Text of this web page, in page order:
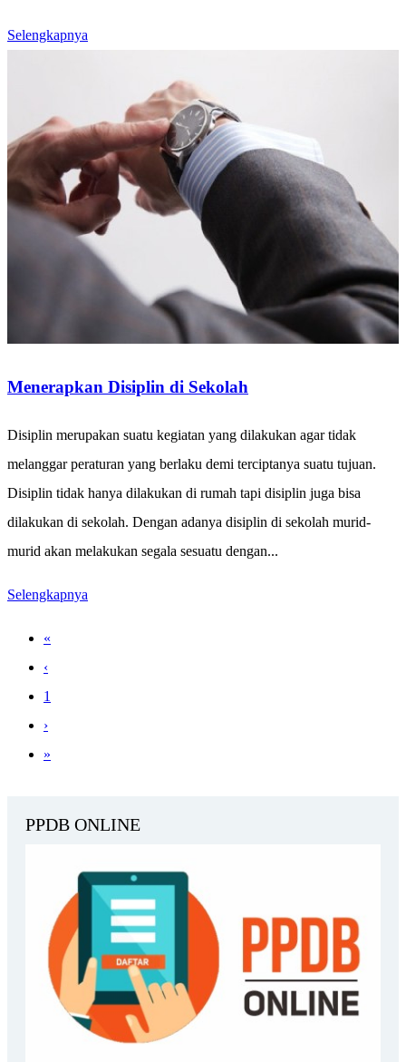
Selengkapnya
Menerapkan Disiplin di Sekolah
Disiplin merupakan suatu kegiatan yang dilakukan agar tidak
melanggar peraturan yang berlaku demi terciptanya suatu tujuan.
Disiplin tidak hanya dilakukan di rumah tapi disiplin juga bisa
dilakukan di sekolah. Dengan adanya disiplin di sekolah murid-
murid akan melakukan segala sesuatu dengan...
Selengkapnya
«
‹
1
›
»
PPDB ONLINE